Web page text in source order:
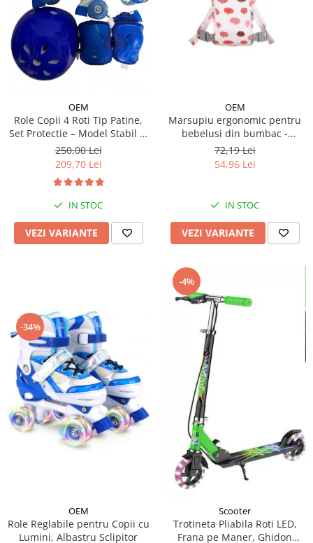
OEM
Role Copii 4 Roti Tip Patine,
Set Protectie – Model Stabil si
Reglabil - Albastru
250,00 Lei
209,70 Lei
IN STOC
VEZI VARIANTE
OEM
Marsupiu ergonomic pentru
bebelusi din bumbac -
modele diferite
72,19 Lei
54,96 Lei
IN STOC
VEZI VARIANTE
-34%
OEM
Role Reglabile pentru Copii cu
Lumini, Albastru Sclipitor
-4%
Scooter
Trotineta Pliabila Roti LED,
Frana pe Maner, Ghidon